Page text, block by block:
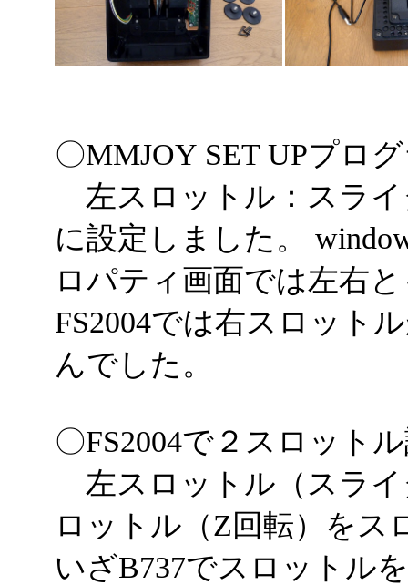
〇MMJOY SET UPプロ
左スロットル：スラ
に設定しました。
ロパティ画面では左右
FS2004では右スロット
んでした。
〇FS2004で２スロット
左スロットル（スライ
ロットル（Z回転）を
いざB737でスロットル